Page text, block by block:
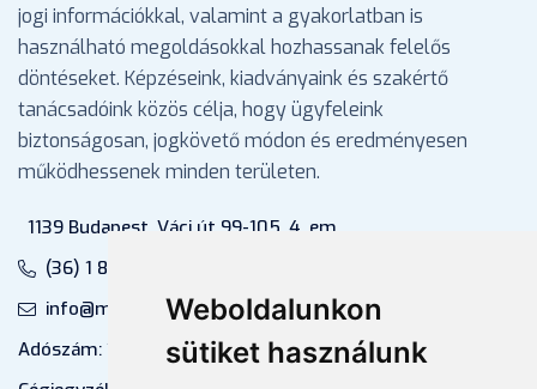
Weboldalunkon
sütiket használunk
jogi információkkal, valamint a gyakorlatban is
használható megoldásokkal hozhassanak felelős
döntéseket. Képzéseink, kiadványaink és szakértő
tanácsadóink közös célja, hogy ügyfeleink
biztonságosan, jogkövető módon és eredményesen
működhessenek minden területen.
1139 Budapest, Váci út 99-105. 4. em.
(36) 1 880 76 00
info@mprx.hu
Adószám: 13598145-2-41